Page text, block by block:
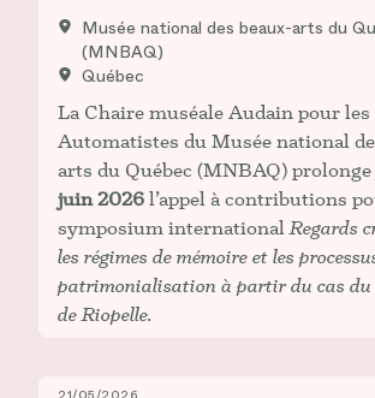
Musée national des beaux-arts du
(MNBAQ)
Québec
La Chaire muséale Audain pour les
Automatistes du Musée national
arts du Québec (MNBAQ) prolonge
juin 2026 l’appel à contributions
symposium internationalRegards
les régimes de mémoire et les
patrimonialisation à partir du cas du
de Riopelle.